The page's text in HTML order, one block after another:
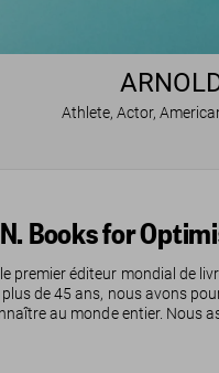
Athlete, Actor,
Books for
premier éditeur mondial de
de 45 ans, nous avons
au monde entier. Nous